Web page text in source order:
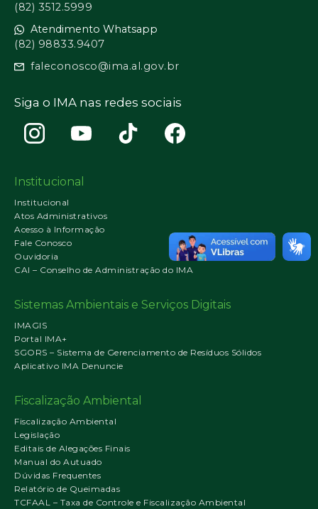
(82) 3512.5999
Atendimento Whatsapp
(82) 98833.9407
faleconosco@ima.al.gov.br
Siga o IMA nas redes sociais
Institucional
Institucional
Atos Administrativos
Acesso à Informação
Fale Conosco
Ouvidoria
CAI – Conselho de Administração do IMA
Sistemas Ambientais e Serviços Digitais
IMAGIS
Portal IMA+
SGORS – Sistema de Gerenciamento de Resíduos Sólidos
Aplicativo IMA Denuncie
Fiscalização Ambiental
Fiscalização Ambiental
Legislação
Editais de Alegações Finais
Manual do Autuado
Dúvidas Frequentes
Relatório de Queimadas
TCFAAL – Taxa de Controle e Fiscalização Ambiental